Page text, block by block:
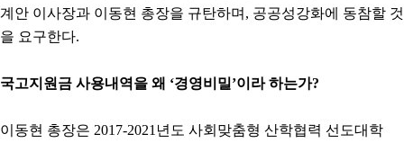
계안 이사장과 이동현 총장을 규탄하며, 공공성강화에 동참할 것
을 요구한다.
국고지원금 사용내역을 왜 ‘경영비밀’이라 하는가?
이동현 총장은 2017-2021년도 사회맞춤형 산학협력 선도대학